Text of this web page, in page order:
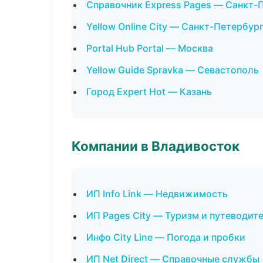
Справочник Express Pages — Санкт-
Yellow Online City — Санкт-Петербург
Portal Hub Portal — Москва
Yellow Guide Spravka — Севастополь
Город Expert Hot — Казань
Компании в Владивосток
ИП Info Link — Недвижимость
ИП Pages City — Туризм и
Инфо City Line — Погода и пробки
ИП Net Direct — Справочные службы